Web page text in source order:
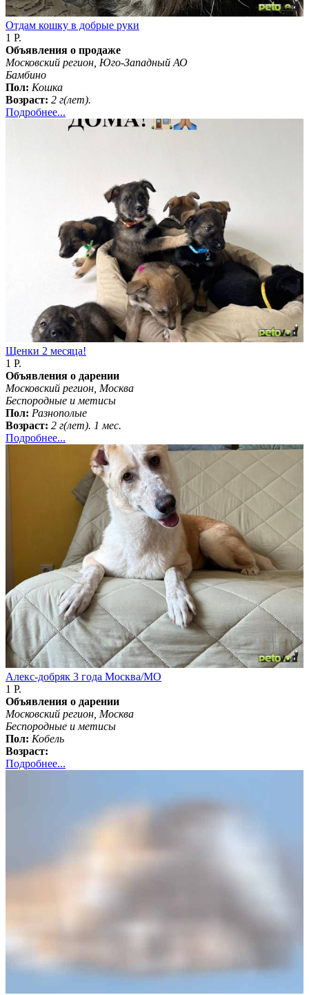
Отдам кошку в добрые руки
1 Р.
Объявления о продаже
Московский регион, Юго-Западный АО
Бамбино
Пол: Кошка
Возраст: 2 г(лет).
Подробнее...
Щенки 2 месяца!
1 Р.
Объявления о дарении
Московский регион, Москва
Бeспородные и метисы
Пол: Разнополые
Возраст: 2 г(лет). 1 мес.
Подробнее...
Алекс-добряк 3 года Москва/МО
1 Р.
Объявления о дарении
Московский регион, Москва
Бeспородные и метисы
Пол: Кобель
Возраст:
Подробнее...